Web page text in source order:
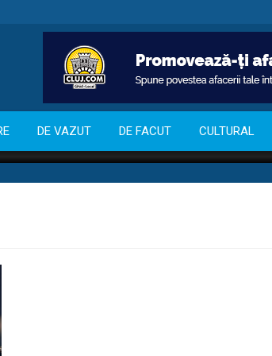
DE VAZUT DE FACUT CULTURAL